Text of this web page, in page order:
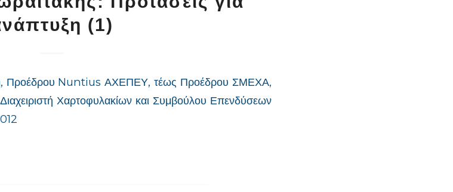
(1)
Προέδρου Nuntius ΑΧΕΠΕΥ, τέως Προέδρου ΣΜΕΧΑ,
Χαρτοφυλακίων και Συμβούλου Επενδύσεων